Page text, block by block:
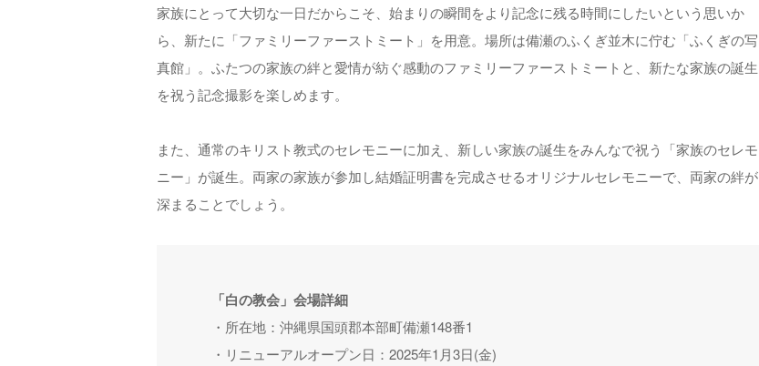
家族にとって大切な一日だからこそ、始まりの瞬間をより記念に残る時間にしたいという思いか
ら、新たに「ファミリーファーストミート」を用意。場所は備瀬のふくぎ並木に佇む「ふくぎの写
真館」。ふたつの家族の絆と愛情が紡ぐ感動のファミリーファーストミートと、新たな家族の誕生
を祝う記念撮影を楽しめます。
また、通常のキリスト教式のセレモニーに加え、新しい家族の誕生をみんなで祝う「家族のセレモ
ニー」が誕生。両家の家族が参加し結婚証明書を完成させるオリジナルセレモニーで、両家の絆が
深まることでしょう。
「白の教会」会場詳細
・所在地：沖縄県国頭郡本部町備瀬148番1
・リニューアルオープン日：2025年1月3日(金)